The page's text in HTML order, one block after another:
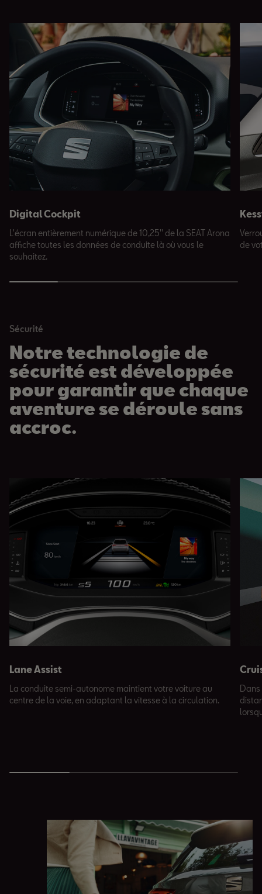
Digital Cockpit
L'écran entièrement numérique de 10,25'' de la SEAT Arona
affiche toutes les données de conduite là où vous le
souhaitez.
de
Sécurité
Notre technologie de
sécurité est développée
pour garantir que chaque
aventure se déroule sans
accroc.
Lane Assist
La conduite semi-autonome maintient votre voiture au
centre de la voie, en adaptant la vitesse à la circulation.